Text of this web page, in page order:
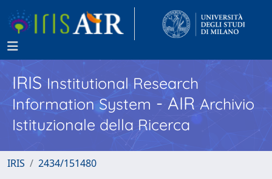
IRISInstitutional Research
Information System - AIR Archivio
Istituzionale della Ricerca
IRIS 2434/151480